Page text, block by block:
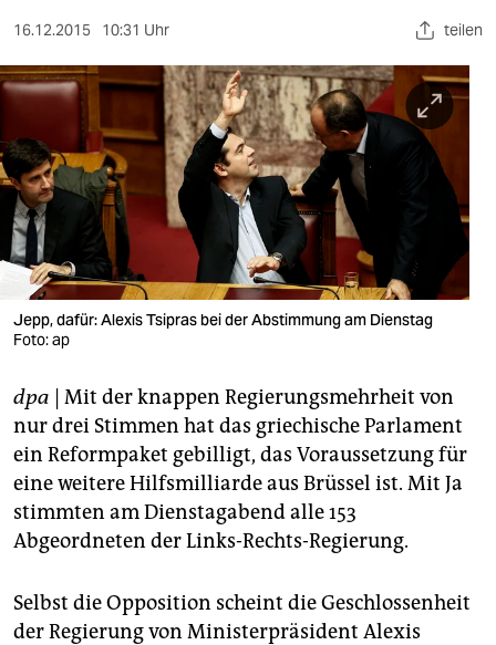
sport
berlin
nord
wahrheit
verlag
verlag
veranstaltungen
fragen & hilfe
unterstützen
abo
genossenschaft
16.12.2015 10:31 Uhr teilen
Jepp, dafür: Alexis Tsipras bei der Abstimmung am Dienstag
Foto: ap
dpa | Mit der knappen Regierungsmehrheit von
nur drei Stimmen hat das griechische Parlament
ein Reformpaket gebilligt, das Voraussetzung für
eine weitere Hilfsmilliarde aus Brüssel ist. Mit Ja
stimmten am Dienstagabend alle 153
Abgeordneten der Links-Rechts-Regierung.
Selbst die Opposition scheint die Geschlossenheit
der Regierung von Ministerpräsident Alexis